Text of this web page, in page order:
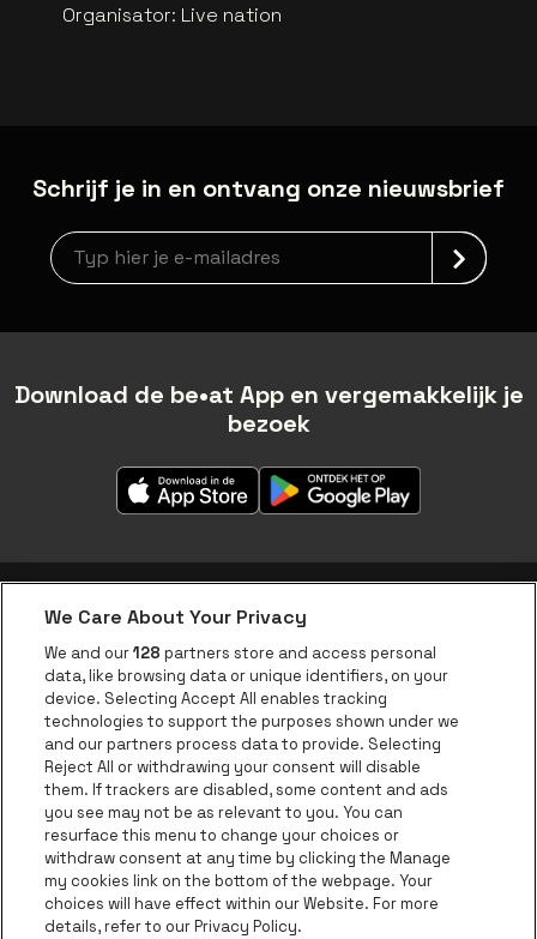
Organisator: Live nation
Schrijf je in en ontvang onze nieuwsbrief
Nieuwsbrief aanmelding
Download de be•at App en vergemakkelijk je
bezoek
be•at app
be•at Corporate
be•at Business
Groepen
Helpcenter
Contact
Instagram
Facebook
Threads
TiktokYoutube
Be•at Tickets is een deel van be•at
We Care About Your Privacy
We and our128 partners store and access personal
data, like browsing data or unique identifiers, on your
device. Selecting Accept All enables tracking
technologies to support the purposes shown under we
and our partners process data to provide. Selecting
Reject All or withdrawing your consent will disable
them. If trackers are disabled, some content and ads
you see may not be as relevant to you. You can
resurface this menu to change your choices or
withdraw consent at any time by clicking the Manage
my cookies link on the bottom of the webpage. Your
choices will have effect within our Website. For more
details, refer to our Privacy Policy.